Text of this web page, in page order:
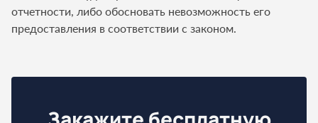
отчетности, либо обосновать невозможность его
предоставления в соответствии с законом.